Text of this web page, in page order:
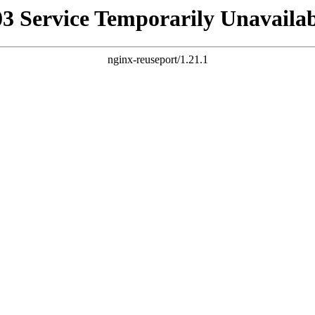
Service Temporarily
nginx-reuseport/1.21.1